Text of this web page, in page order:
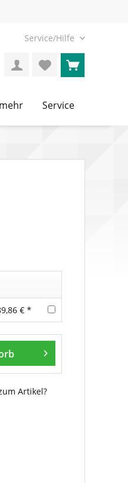
Service/Hilfe
Service
€ *
Artikel?